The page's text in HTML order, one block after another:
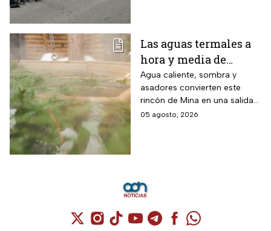
Las aguas termales a
hora y media de
Monterrey, Nuevo
León, donde la
entrada cuesta desde
$30 pesos y este grupo
Agua caliente, sombra y
asadores convierten este
rincón de Mina en una salida
sencilla para pasar el día en
05 agosto, 2026
Cuenta de X / Twitter (se abre en una
Cuenta de Instagram (se abre en una
Cuenta de TikTok (se abre en
Cuenta de YouTube (se abre
Cuenta de Telegram (se
Cuenta de
Cuenta de